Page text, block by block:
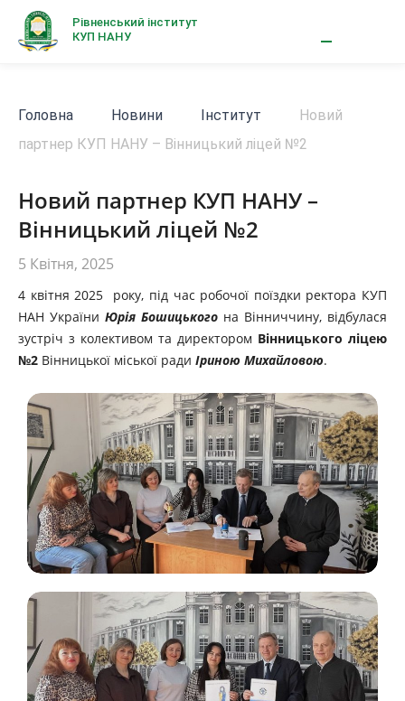
Рівненський інститут
КУП НАНУ
Головна Новини Інститут
Новий
партнер КУП НАНУ – Вінницький ліцей №2
Новий партнер КУП НАНУ –
Вінницький ліцей №2
5 Квітня, 2025
4 квітня 2025 року, під час робочої поїздки ректора КУП
НАН України Юрія Бошицького на Вінниччину, відбулася
зустріч з колективом та директором Вінницького ліцею
№2 Вінницької міської ради Іриною Михайловою.